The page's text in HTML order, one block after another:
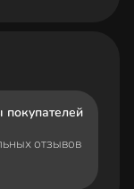
отзывов